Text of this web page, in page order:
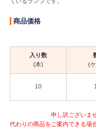
商品価格
入り数
(本)
(
10
申し訳ございま
代わりの商品をご案内できる場